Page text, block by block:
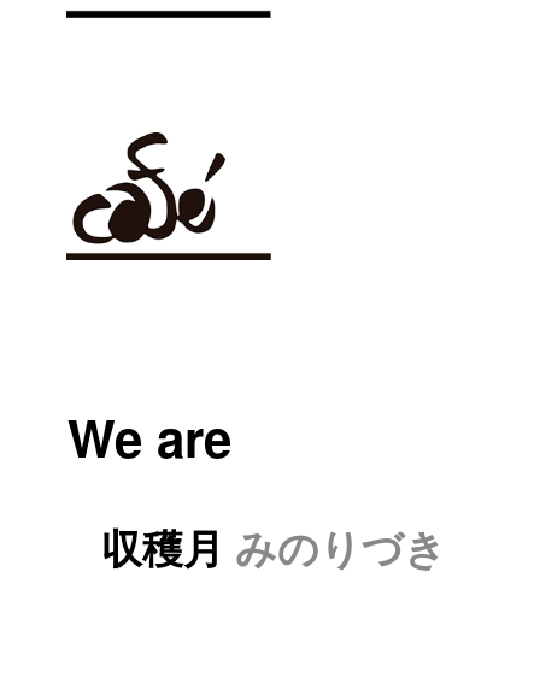
We are
収穫月 みのりづき